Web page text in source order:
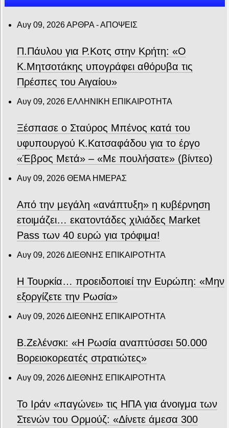
Αυγ 09, 2026ΑΡΘΡΑ - ΑΠΟΨΕΙΣ
Π.Πάυλου για Ρ.Κοτς στην Κρήτη: «Ο
Κ.Μητσοτάκης υπογράφει αθόρυβα τις
Πρέσπες του Αιγαίου»
Αυγ 09, 2026 ΕΛΛΗΝΙΚΗ ΕΠΙΚΑΙΡΟΤΗΤΑ
Ξέσπασε ο Σταύρος Μπένος κατά του
υφυπουργού Κ.Κατσαφάδου για το έργο
«Έβρος Μετά» – «Με πουλήσατε» (βίντεο)
Αυγ 09, 2026 ΘΕΜΑ ΗΜΕΡΑΣ
Από την μεγάλη «ανάπτυξη» η κυβέρνηση
ετοιμάζει… εκατοντάδες χιλιάδες Market
Pass των 40 ευρώ για τρόφιμα!
Αυγ 09, 2026ΔΙΕΘΝΗΣ ΕΠΙΚΑΙΡΟΤΗΤΑ
Η Τουρκία… προειδοποιεί την Ευρώπη: «Μην
εξοργίζετε την Ρωσία»
Αυγ 09, 2026ΔΙΕΘΝΗΣ ΕΠΙΚΑΙΡΟΤΗΤΑ
Β.Ζελένσκι: «Η Ρωσία αναπτύσσει 50.000
Βορειοκορεατές στρατιώτες»
Αυγ 09, 2026ΔΙΕΘΝΗΣ ΕΠΙΚΑΙΡΟΤΗΤΑ
Το Ιράν «παγώνει» τις ΗΠΑ για άνοιγμα των
Στενών του Ορμούζ: «Δίνετε άμεσα 300